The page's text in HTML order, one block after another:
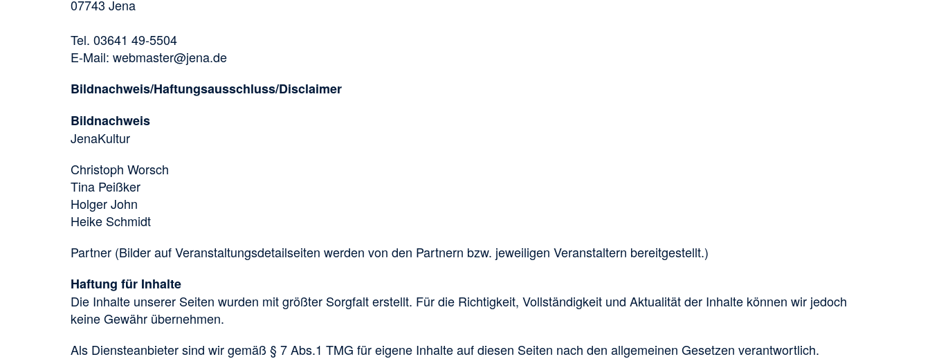
07743 Jena
Tel. 03641 49-5504
E-Mail: webmaster@jena.de
Bildnachweis/Haftungsausschluss/Disclaimer
Bildnachweis
JenaKultur
Christoph Worsch
Tina Peißker
Holger John
Heike Schmidt
Partner (Bilder auf Veranstaltungsdetailseiten werden von den Partnern bzw. jeweiligen Veranstaltern bereitgestellt.)
Haftung für Inhalte
Die Inhalte unserer Seiten wurden mit größter Sorgfalt erstellt. Für die Richtigkeit, Vollständigkeit und Aktualität der Inhalte können wir jedoch
keine Gewähr übernehmen.
Als Diensteanbieter sind wir gemäß § 7 Abs.1 TMG für eigene Inhalte auf diesen Seiten nach den allgemeinen Gesetzen verantwortlich.